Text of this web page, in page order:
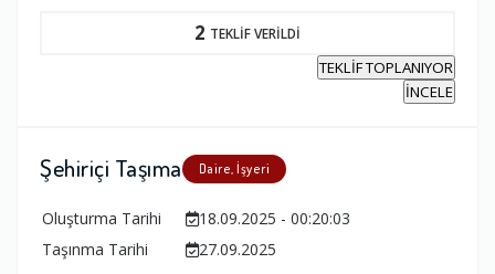
2 TEKLİF VERİLDİ
TEKLİF TOPLANIYOR
İNCELE
Şehiriçi Taşıma Daire, İşyeri
Oluşturma Tarihi
18.09.2025 - 00:20:03
Taşınma Tarihi
27.09.2025